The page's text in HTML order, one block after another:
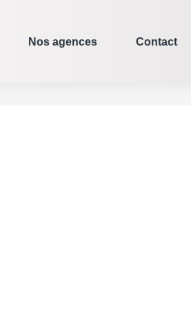
Nos agences Contact